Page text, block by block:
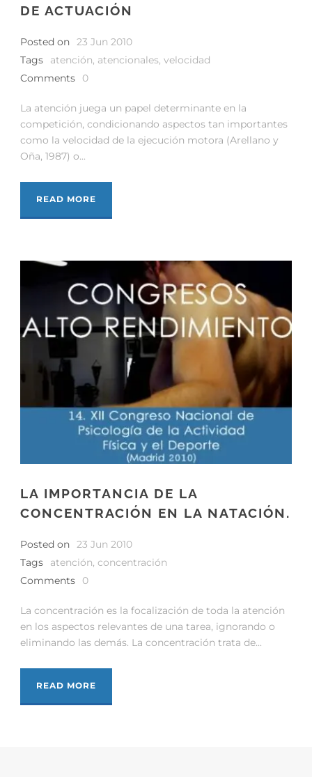
DE ACTUACIÓN
Posted on 23 Jun 2010
Tags
atención, atencionales, velocidad
Comments
0
La atención juega un papel determinante en la
competición, condicionando aspectos tan importantes
como la velocidad de la ejecución motora (Arellano y
Oña, 1987) o...
READ MORE
LA IMPORTANCIA DE LA
CONCENTRACIÓN EN LA NATACIÓN.
Posted on 23 Jun 2010
Tags
atención, concentración
Comments
0
La concentración es la focalización de toda la atención
en los aspectos relevantes de una tarea, ignorando o
eliminando las demás. La concentración trata de...
READ MORE